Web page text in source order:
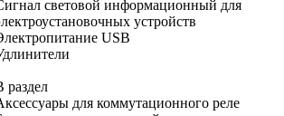
световой информационный для
устройств
USB
раздел
для коммутационного реле